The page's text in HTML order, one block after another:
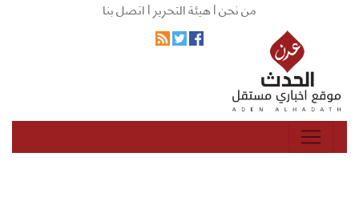
من نحن |هيئة التحرير |اتصل بنا